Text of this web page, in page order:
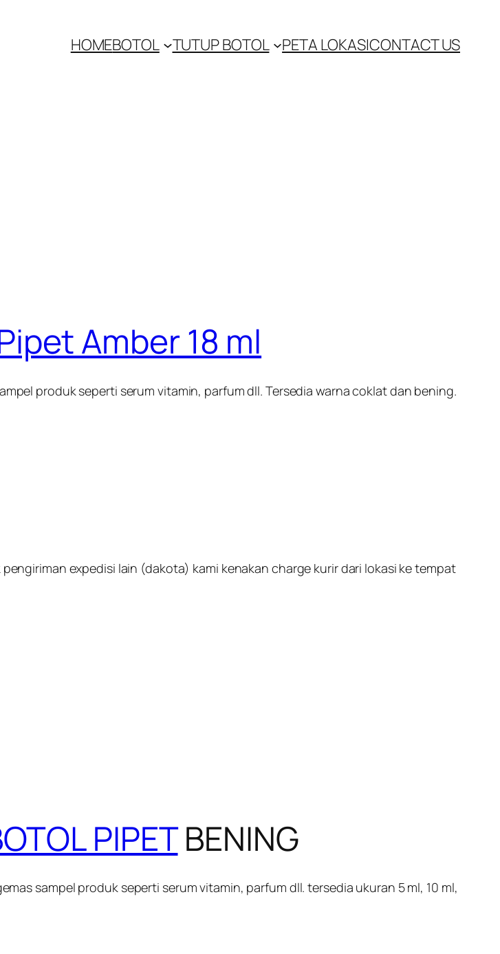
HOMEBOTOL TUTUP BOTOL PETA LOKASICONTACT US
produk seperti serum vitamin, parfum dll. Tersedia warna coklat dan bening.
expedisi lain (dakota) kami kenakan charge kurir dari lokasi ke tempat
PIPETBENING
sampel produk seperti serum vitamin, parfum dll. tersedia ukuran 5 ml, 10 ml,